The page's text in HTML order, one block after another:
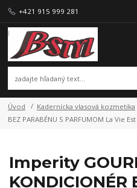
+421 915 999 281
Úvod Kadernícka vlasová kozmetika
BEZ PARABÉNU S PARFUMOM La Vie
Imperity
KONDICIONÉR